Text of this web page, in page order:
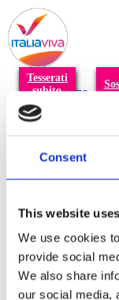
Consent
This website
We use cookies
provide social
We also share
our social media,
Tesserati
subito
Chi siamo
Partecipa
Petizioni
2x1000
Scuola
Materiali
Radio
News